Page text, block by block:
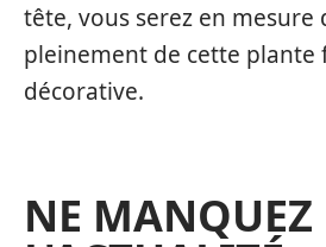
tête, vous serez en
pleinement de cette plante
décorative.
NE MANQUEZ